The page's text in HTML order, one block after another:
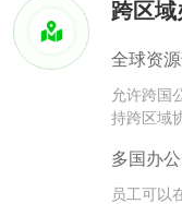
跨区
全球资
允许跨国
持跨区域
多国办
员工可以